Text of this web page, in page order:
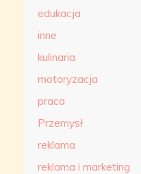
edukacja
inne
kulinaria
motoryzacja
praca
Przemysł
reklama
reklama i marketing